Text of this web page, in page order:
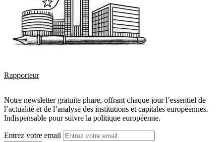
Rapporteur
Notre newsletter gratuite phare, offrant chaque jour l’essentiel de
l’actualité et de l’analyse des institutions et capitales européennes.
Indispensable pour suivre la politique européenne.
Entrez votre email